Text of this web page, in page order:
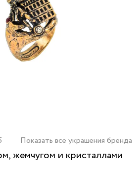
Показать все украшения бренда
жемчугом и кристаллами